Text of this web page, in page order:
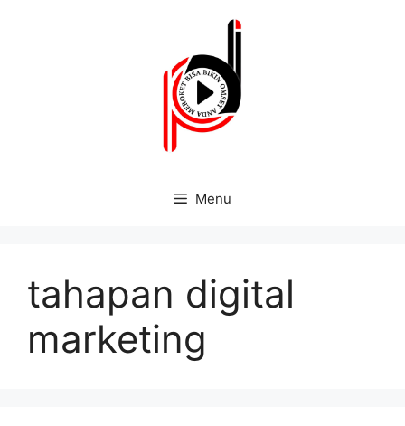
Menu
tahapan digital
marketing